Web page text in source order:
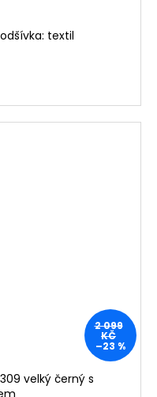
textil
2 099
KČ
–23 %
velký černý s